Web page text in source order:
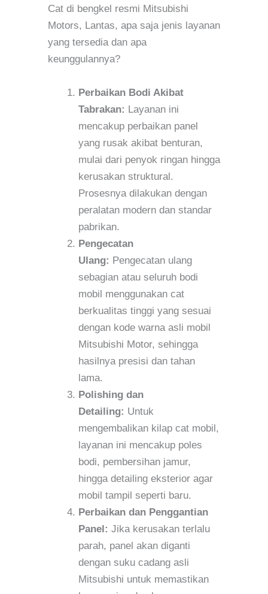
Cat di bengkel resmi Mitsubishi
Motors, Lantas, apa saja jenis layanan
yang tersedia dan apa
keunggulannya?
Perbaikan Bodi Akibat
Tabrakan: Layanan ini
mencakup perbaikan panel
yang rusak akibat benturan,
mulai dari penyok ringan hingga
kerusakan struktural.
Prosesnya dilakukan dengan
peralatan modern dan standar
pabrikan.
Pengecatan
Ulang: Pengecatan ulang
sebagian atau seluruh bodi
mobil menggunakan cat
berkualitas tinggi yang sesuai
dengan kode warna asli mobil
Mitsubishi Motor, sehingga
hasilnya presisi dan tahan
lama.
Polishing dan
Detailing: Untuk
mengembalikan kilap cat mobil,
layanan ini mencakup poles
bodi, pembersihan jamur,
hingga detailing eksterior agar
mobil tampil seperti baru.
Perbaikan dan Penggantian
Panel: Jika kerusakan terlalu
parah, panel akan diganti
dengan suku cadang asli
Mitsubishi untuk memastikan